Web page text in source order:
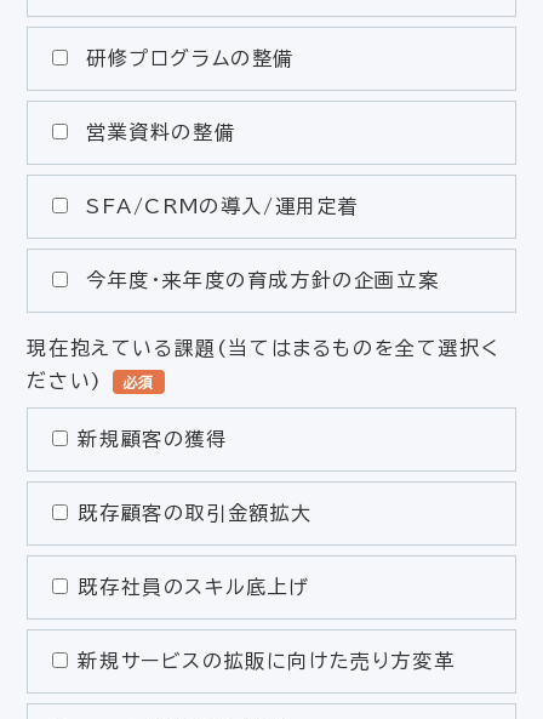
研修プログラムの整備
営業資料の整備
SFA/CRMの導入/運用定着
今年度・来年度の育成方針の企画立案
現在抱えている課題(当てはまるものを全て選択く
ださい)
必須
新規顧客の獲得
既存顧客の取引金額拡大
既存社員のスキル底上げ
新規サービスの拡販に向けた売り方変革